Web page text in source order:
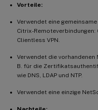
Vorteile:
Verwendet eine
Citrix-Remoteverbindungen:
Clientless VPN.
Verwendet die vorhandenen
B. für die
wie DNS, LDAP und NTP.
Verwendet eine einzige